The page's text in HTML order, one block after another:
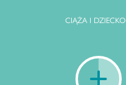
CIĄŻA I DZIECKO